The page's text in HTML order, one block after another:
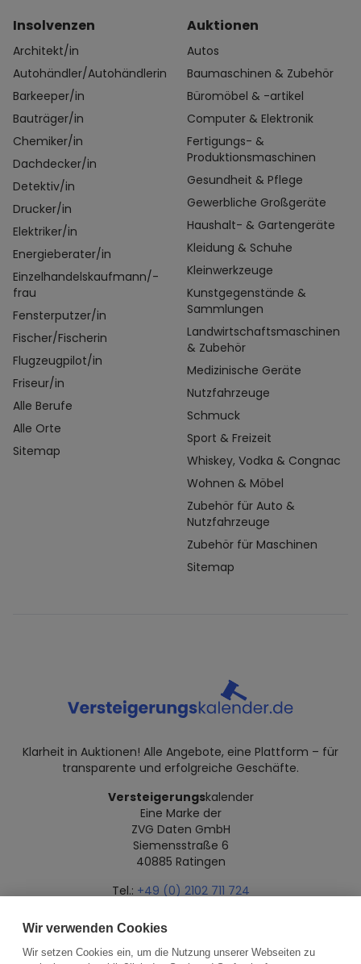
Insolvenzen
Architekt/in
Autohändler/Autohändlerin
Barkeeper/in
Bauträger/in
Chemiker/in
Dachdecker/in
Detektiv/in
Drucker/in
Elektriker/in
Energieberater/in
Einzelhandelskaufmann/-
frau
Fensterputzer/in
Fischer/Fischerin
Flugzeugpilot/in
Friseur/in
Alle Berufe
Alle Orte
Sitemap
Auktionen
Autos
Baumaschinen & Zubehör
Büromöbel & -artikel
Computer & Elektronik
Fertigungs- &
Produktionsmaschinen
Gesundheit & Pflege
Gewerbliche Großgeräte
Haushalt- & Gartengeräte
Kleidung & Schuhe
Kleinwerkzeuge
Kunstgegenstände &
Sammlungen
Landwirtschaftsmaschinen
& Zubehör
Medizinische Geräte
Nutzfahrzeuge
Schmuck
Sport & Freizeit
Whiskey, Vodka & Congnac
Wohnen & Möbel
Zubehör für Auto &
Nutzfahrzeuge
Zubehör für Maschinen
Sitemap
Klarheit in Auktionen! Alle Angebote, eine Plattform – für
transparente und erfolgreiche Geschäfte.
Versteigerungskalender
Eine Marke der
ZVG Daten GmbH
Siemensstraße 6
40885 Ratingen
Tel.: +49 (0) 2102 711 724
Datenschutz Impressum Über uns
Wir verwenden Cookies
Wir setzen Cookies ein, um die Nutzung unserer Webseiten zu